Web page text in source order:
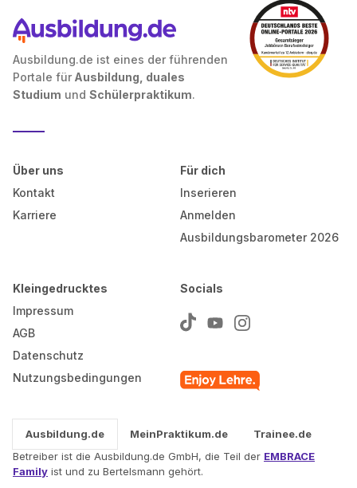
Ausbildung.de ist eines der führenden
Portale für Ausbildung, duales
Studium und Schülerpraktikum.
Über uns
Kontakt
Karriere
Für dich
Inserieren
Anmelden
Ausbildungsbarometer 2026
Kleingedrucktes
Impressum
AGB
Datenschutz
Nutzungsbedingungen
Socials
Ausbildung.de MeinPraktikum.de
Trainee.de
Betreiber ist die Ausbildung.de GmbH, die Teil der EMBRACE
Family ist und zu Bertelsmann gehört.